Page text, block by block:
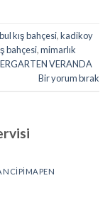
kış bahçesi,kadikoy
bahçesi,mimarlık
VERANDA
Bir yorum bırak